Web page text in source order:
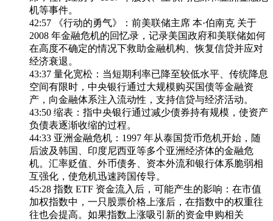
机等事件。
42:57 《行动的勇气》：前美联储主席 本·伯南克 关于
2008 年金融危机的回忆录，记录美国政府和美联储如何
在高度不确定的情况下救助金融机构、恢复信贷并应对
经济衰退。
43:37 量化宽松：当短期利率已降至较低水平、传统降息
空间有限时，中央银行通过大规模购买国债等金融资
产，向金融体系注入流动性，支持信贷与经济活动。
43:50 缩表：指中央银行通过减少债券持有规模，使资产
负债表逐渐收缩的过程。
44:33 亚洲金融危机：1997 年从泰国货币危机开始，随
后波及韩国、印度尼西亚等多个亚洲经济体的金融危
机。汇率贬值、外币债务、资本外流和银行体系脆弱相
互强化，使危机迅速跨国传导。
45:28 指数 ETF 资金流入后，可能产生的影响：在市值
加权指数中，一只股票价格上涨后，在指数中的权重往
往也会提高。如果指数上涨吸引新的资金申购相关